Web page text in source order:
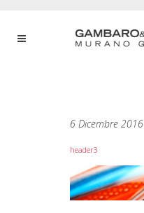
6 Dicembre 2016
header3